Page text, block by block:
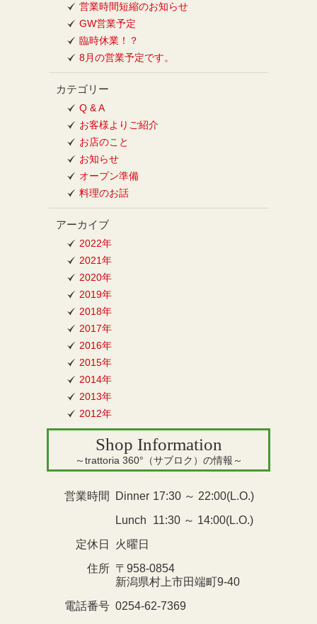
営業時間短縮のお知らせ
GW営業予定
臨時休業！？
8月の営業予定です。
カテゴリー
Q & A
お客様よりご紹介
お店のこと
お知らせ
オープン準備
料理のお話
アーカイブ
2022年
2021年
2020年
2019年
2018年
2017年
2016年
2015年
2014年
2013年
2012年
Shop Information
～trattoria 360°（サブロク）の情報～
営業時間 Dinner 17:30 ～ 22:00(L.O.)
Lunch
11:30 ～ 14:00(L.O.)
定休日
火曜日
住所 〒958-0854
新潟県村上市田端町9-40
電話番号 0254-62-7369